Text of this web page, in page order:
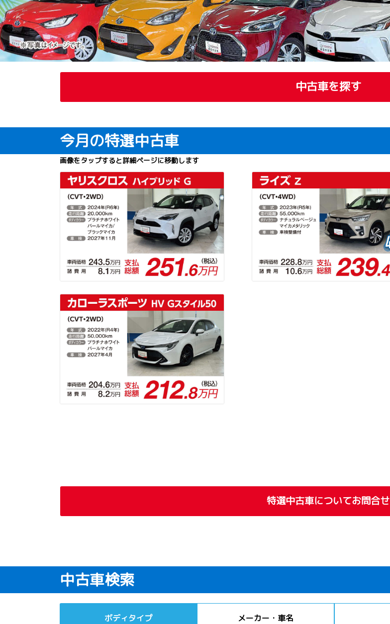
中古車を探す
今月の特選中古車
画像をタップすると詳細ページに移動します
特選中古車についてお問合せ
中古車検索
ボディタイプ メーカー・車名